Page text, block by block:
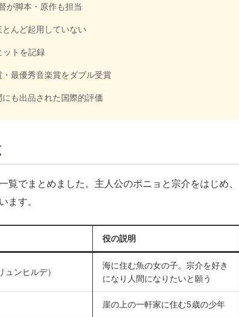
が脚本・原作も担当
んど起用していない
ットを記録
最優秀音楽賞をダブル受賞
も出品された国際的評価
覧でまとめました。主人公のポニョと宗介をはじめ、
ます。
役の説明
ュンヒルデ）
海に住む魚の女の子。宗介を好き
になり人間になりたいと願う
崖の上の一軒家に住む5歳の少年